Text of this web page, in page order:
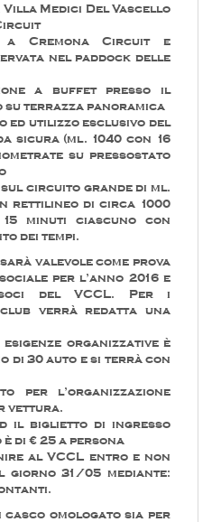
Villa Medici Del Vascello
Cremona Circuit e
nel paddock delle
a buffet presso il
terrazza panoramica
ed utilizzo esclusivo del
sicura (ml. 1040 con 16
su pressostato
circuito grande di ml.
rettilineo di circa 1000
minuti ciascuno con
dei tempi.
valevole come prova
per l’anno 2016 e
del VCCL. Per i
verrà redatta una
organizzative è
di 30 auto e si terrà con
per l’organizzazione
vettura.
il biglietto di ingresso
di € 25 a persona
al VCCL entro e non
31/05 mediante:
casco omologato sia per